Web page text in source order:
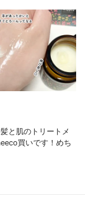
と肌のトリートメ
買いです！めち